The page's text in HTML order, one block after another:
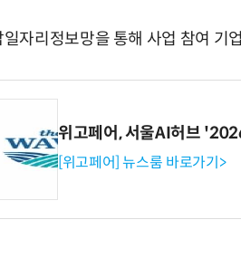
자리정보망을 통해 사업 참여 기
위고페어, 서울AI허브
[위고페어] 뉴스룸 바로가기>